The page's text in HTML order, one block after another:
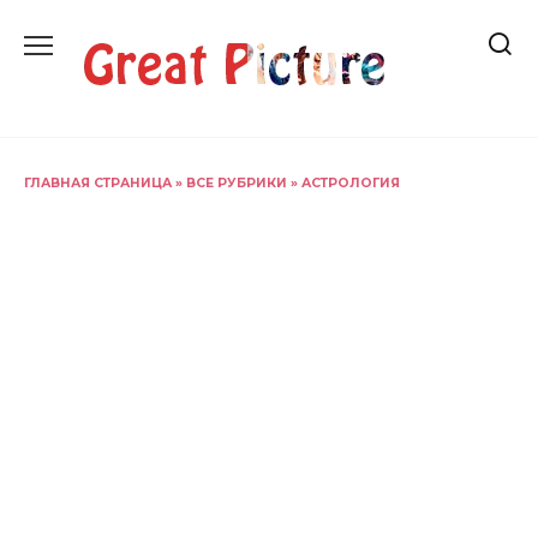
содержанию
ГЛАВНАЯ СТРАНИЦА » ВСЕ РУБРИКИ » АСТРОЛОГИЯ